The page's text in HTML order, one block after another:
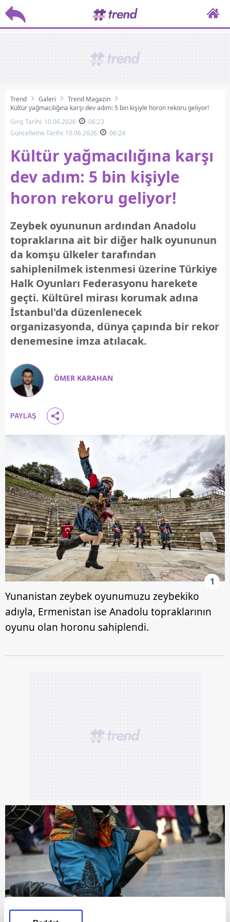
Trend Galeri
Trend Magazin
Kültür yağmacılığına karşı dev adım: 5 bin kişiyle horon rekoru geliyor!
Giriş Tarihi: 10.06.2026
06:23
Güncelleme Tarihi: 10.06.2026
06:24
Kültür yağmacılığına karşı
dev adım: 5 bin kişiyle
horon rekoru geliyor!
Zeybek oyununun ardından Anadolu
topraklarına ait bir diğer halk oyununun
da komşu ülkeler tarafından
sahiplenilmek istenmesi üzerine Türkiye
Halk Oyunları Federasyonu harekete
geçti. Kültürel mirası korumak adına
İstanbul'da düzenlenecek
organizasyonda, dünya çapında bir rekor
denemesine imza atılacak.
ÖMER KARAHAN
PAYLAŞ
1
Yunanistan zeybek oyunumuzu zeybekiko
adıyla, Ermenistan ise Anadolu topraklarının
oyunu olan horonu sahiplendi.